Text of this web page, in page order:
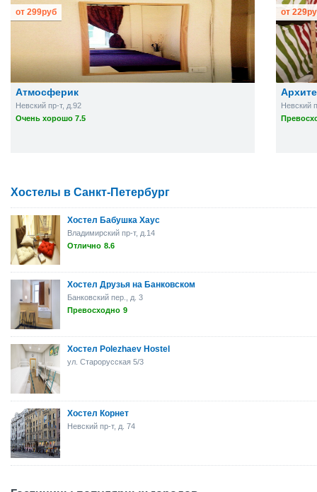
Атмосферик
Невский пр-т, д.92
Очень хорошо 7.5
от 299руб
Невский
от 229
Хостелы в Санкт-Петербург
Хостел Бабушка Хаус
Владимирский пр-т, д.14
Отлично 8.6
Хостел Друзья на Банковском
Банковский пер., д. 3
Превосходно 9
Хостел Polezhaev Hostel
ул. Старорусская 5/3
Хостел Корнет
Невский пр-т, д. 74